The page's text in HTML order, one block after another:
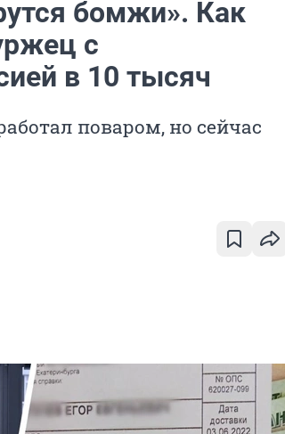
бомжи». Как
с
в 10 тысяч
поваром, но сейчас